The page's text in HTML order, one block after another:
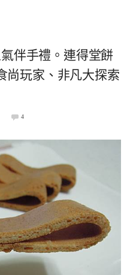
伴手禮。連得堂餅
尚玩家、非凡大探索
4